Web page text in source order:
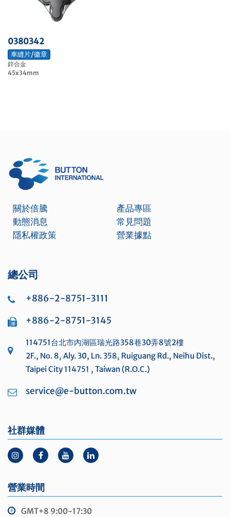
0380342
車縫片/徽章
鋅合金
45x34mm
關於倍騰
產品專區
動態消息
常見問題
隱私權政策
營業據點
總公司
+886-2-8751-3111
+886-2-8751-3145
114751台北市內湖區瑞光路358巷30弄8號2樓
2F., No. 8, Aly. 30, Ln. 358, Ruiguang Rd., Neihu Dist.,
Taipei City 114751 , Taiwan (R.O.C.)
service@e-button.com.tw
社群媒體
營業時間
GMT+8 9:00-17:30